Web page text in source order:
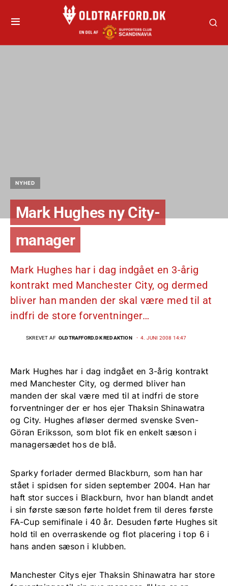
NYHED
Mark Hughes ny City-
manager
Mark Hughes har i dag indgået en 3-årig
kontrakt med Manchester City, og dermed
bliver han manden der skal være med til at
indfri de store forventninger…
SKREVET AF OLDTRAFFORD.DK REDAKTION 4. JUNI 2008 14:47
Mark Hughes har i dag indgået en 3-årig kontrakt
med Manchester City, og dermed bliver han
manden der skal være med til at indfri de store
forventninger der er hos ejer Thaksin Shinawatra
og City. Hughes afløser dermed svenske Sven-
Göran Eriksson, som blot fik en enkelt sæson i
managersædet hos de blå.
Sparky forlader dermed Blackburn, som han har
stået i spidsen for siden september 2004. Han har
haft stor succes i Blackburn, hvor han blandt andet
i sin første sæson førte holdet frem til deres første
FA-Cup semifinale i 40 år. Desuden førte Hughes sit
hold til en overraskende og flot placering i top 6 i
hans anden sæson i klubben.
Manchester Citys ejer Thaksin Shinawatra har store